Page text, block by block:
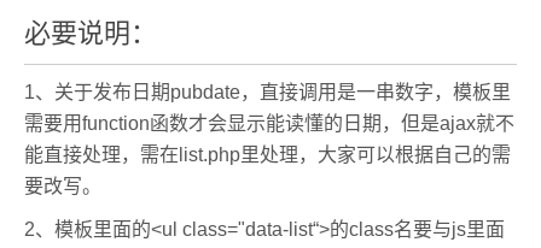
必要说明：
1、关于发布日期pubdate，直接调用是一串数字，模板里
需要用function函数才会显示能读懂的日期，但是ajax就不
能直接处理，需在list.php里处理，大家可以根据自己的需
要改写。
2、模板里面的<ul class="data-list“>的class名要与js里面